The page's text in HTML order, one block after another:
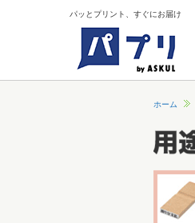
パッとプリント、すぐにお届け
ホーム